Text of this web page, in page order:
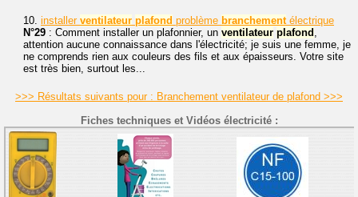
10. installer ventilateur plafond problème branchementélectrique
N°29 : Comment installer un plafonnier, un ventilateur plafond ,
attention aucune connaissance dans l'électricité; je suis une femme, je
ne comprends rien aux couleurs des fils et aux épaisseurs. Votre site
est très bien, surtout les...
>>> Résultats suivants pour : Branchement ventilateur de plafond >>>
Fiches techniques et Vidéos électricité :